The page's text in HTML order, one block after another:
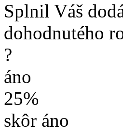
Splnil Váš
dohodnutého
?
áno
25%
skôr áno